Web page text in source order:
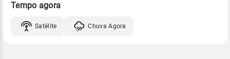
Tempo agora
Satélite Chuva Agora